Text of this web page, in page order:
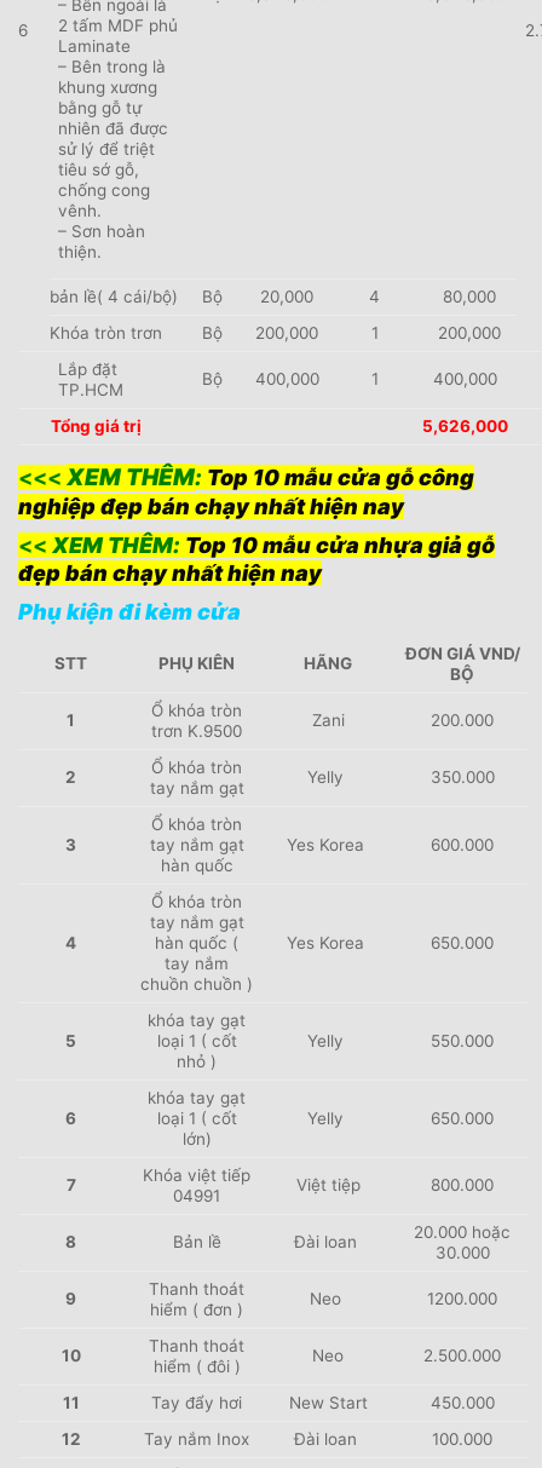
6
– Bên ngoài là
2 tấm MDF phủ
Laminate
– Bên trong là
khung xương
bằng gỗ tự
nhiên đã được
sử lý để triệt
tiêu sớ gỗ,
chống cong
vênh.
– Sơn hoàn
thiện.
bản lề( 4 cái/bộ) Bộ 20,000 4
80,000
Khóa tròn trơn
Bộ 200,000 1
200,000
Lắp đặt
TP.HCM
Bộ 400,000 1 400,000
Tổng giá trị 5,626,000
<<< XEM THÊM: Top 10 mẫu cửa gỗ công
nghiệp đẹp bán chạy nhất hiện nay
<< XEM THÊM: Top 10 mẫu cửa nhựa giả gỗ
đẹp bán chạy nhất hiện nay
Phụ kiện đi kèm cửa
STT PHỤ KIÊN HÃNG
ĐƠN GIÁ VND/
BỘ
1
Ổ khóa tròn
trơn K.9500
Zani 200.000
2
Ổ khóa tròn
tay nắm gạt
Yelly 350.000
3
Ổ khóa tròn
tay nắm gạt
hàn quốc
Yes Korea 600.000
4
Ổ khóa tròn
tay nắm gạt
hàn quốc (
tay nắm
chuồn chuồn )
Yes Korea 650.000
5
khóa tay gạt
loại 1 ( cốt
nhỏ )
Yelly 550.000
6
khóa tay gạt
loại 1 ( cốt
lớn)
Yelly 650.000
7
Khóa việt tiếp
04991
Việt tiệp 800.000
8 Bản lề Đài loan
20.000 hoặc
30.000
9
Thanh thoát
hiểm ( đơn )
Neo 1200.000
10
Thanh thoát
hiểm ( đôi )
Neo 2.500.000
11 Tay đẩy hơi New Start
450.000
12
Tay nắm Inox Đài loan 100.000